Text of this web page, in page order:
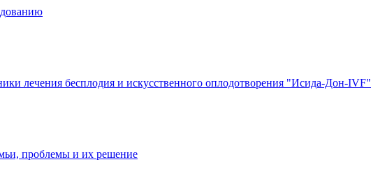
лечения бесплодия и искусственного оплодотворения "Исида-Дон-IVF"
проблемы и их решение